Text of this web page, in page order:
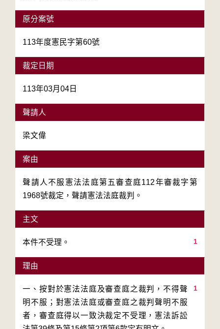
原分案號
113年度憲民字第60號
裁定日期
113年03月04日
聲請人
梁文偉
案由
聲請人不服憲法法庭第五審查庭112年審裁字第
1968號裁定，聲請憲法法庭裁判。
主文
1
本件不受理。
理由
1
一、按對於憲法法庭及審查庭之裁判，不得聲
明不服；對憲法法庭或審查庭之裁判聲明不服
者，審查庭得以一致決裁定不受理，憲法訴訟